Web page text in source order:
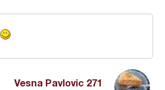
Vesna Pavlovic 271